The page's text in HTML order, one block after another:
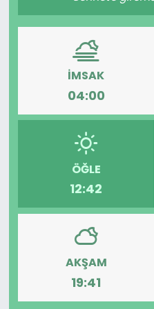
İMSAK
04:00
ÖĞLE
12:42
AKŞAM
19:41